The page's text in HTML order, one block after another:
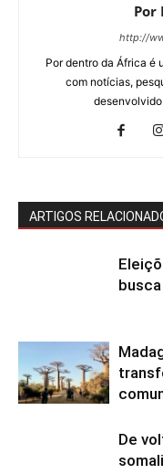
Por
http://
Por dentro da África é
com notícias,
ARTIGOS
De